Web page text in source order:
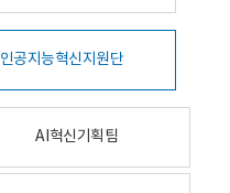
인공지능혁신지원단
AI혁신기획팀